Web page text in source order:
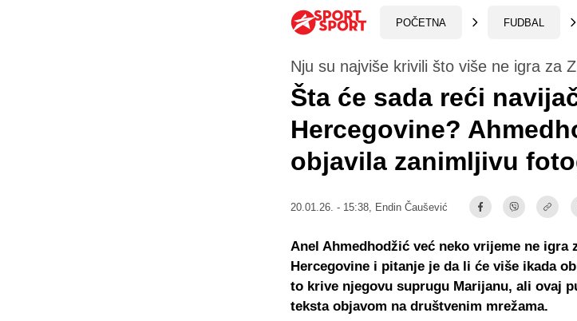
POČETNA FUDBAL
Nju su najviše krivili što više ne igra za
Šta će sada reći
Hercegovine?
objavila zanimljivu
20.01.26. - 15:38, Endin Čaušević
Anel Ahmedhodžić već neko vrijeme ne igra
Hercegovine i pitanje je da li će više ikada
to krive njegovu suprugu Marijanu, ali ovaj
teksta objavom na društvenim mrežama.